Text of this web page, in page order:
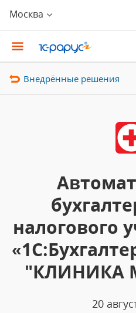
Москва
Внедрённые решения
налогового
"КЛИНИКА
20